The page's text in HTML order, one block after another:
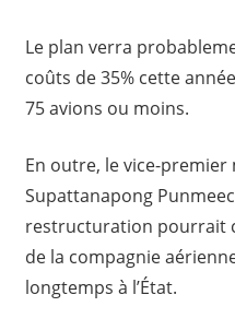
Le plan verra
coûts de 35% cette
75 avions ou moins.
En outre, le vice-
Supattanapong
restructuration pourrait
de la compagnie
longtemps à l’État.